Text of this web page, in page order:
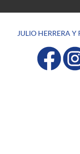
JULIO HERRERA